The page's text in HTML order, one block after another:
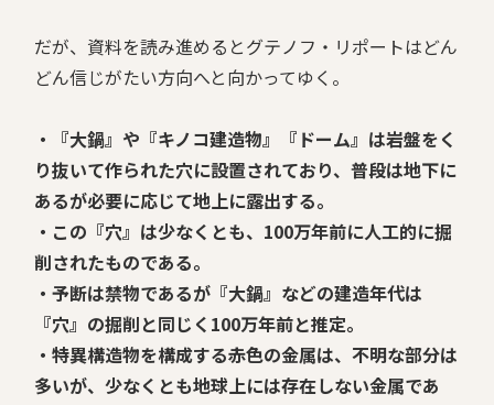
だが、資料を読み進めるとグテノフ・リポートはどん
どん信じがたい方向へと向かってゆく。
・『大鍋』や『キノコ建造物』『ドーム』は岩盤をく
り抜いて作られた穴に設置されており、普段は地下に
あるが必要に応じて地上に露出する。
・この『穴』は少なくとも、100万年前に人工的に掘
削されたものである。
・予断は禁物であるが『大鍋』などの建造年代は
『穴』の掘削と同じく100万年前と推定。
・特異構造物を構成する赤色の金属は、不明な部分は
多いが、少なくとも地球上には存在しない金属であ